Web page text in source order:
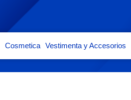
Cosmetica Vestimenta y Accesorios